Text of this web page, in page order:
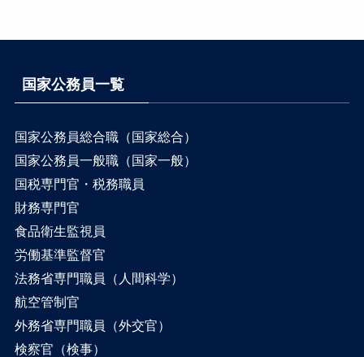
国家公務員一覧
国家公務員総合職（国家総合）
国家公務員一般職（国家一般）
国税専門官・税務職員
財務専門官
食品衛生監視員
労働基準監督官
法務省専門職員（人間科学）
航空管制官
外務省専門職員（外交官）
検察官（検事）